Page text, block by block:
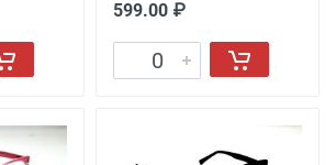
599.00 ₽